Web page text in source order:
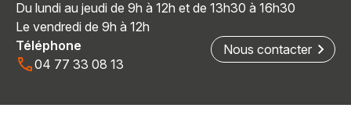
Du lundi au jeudi de 9h à 12h et de 13h30 à 16h30
Le vendredi de 9h à 12h
Téléphone
04 77 33 08 13
Nous contacter